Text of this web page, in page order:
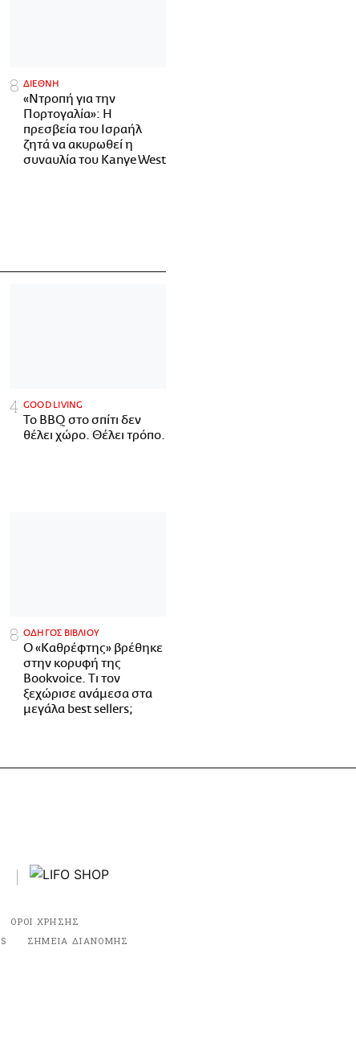
ΔΙΕΘΝΗ
«Ντροπή για την
Πορτογαλία»: Η
πρεσβεία του Ισραήλ
ζητά να ακυρωθεί η
συναυλία του Kanye West
GOOD LIVING
Το BBQ στο σπίτι δεν
θέλει χώρο. Θέλει τρόπο.
ΟΔΗΓΟΣ ΒΙΒΛΙΟΥ
Ο «Καθρέφτης» βρέθηκε
στην κορυφή της
Bookvoice. Τι τον
ξεχώρισε ανάμεσα στα
μεγάλα best sellers;
ΟΡΟΙ ΧΡΗΣΗΣ
ΣΗΜΕΙΑ ΔΙΑΝΟΜΗΣ